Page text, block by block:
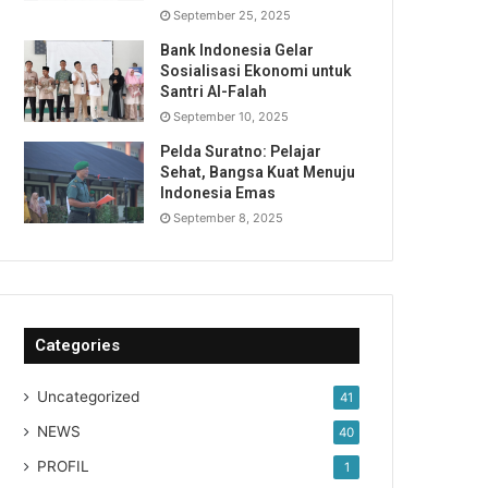
September 25, 2025
Bank Indonesia Gelar
Sosialisasi Ekonomi untuk
Santri Al-Falah
September 10, 2025
Pelda Suratno: Pelajar
Sehat, Bangsa Kuat Menuju
Indonesia Emas
September 8, 2025
Categories
Uncategorized 41
NEWS 40
PROFIL 1